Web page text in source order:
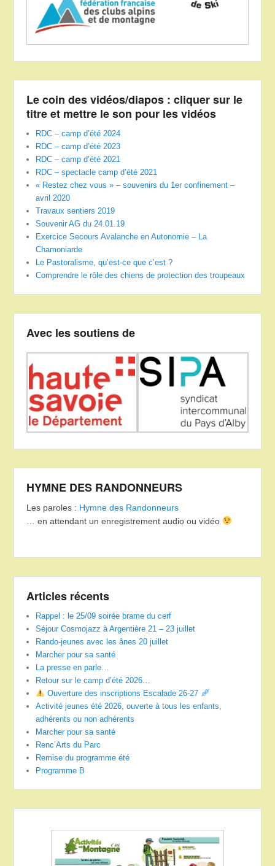
Le coin des vidéos/diapos : cliquer sur le
titre et mettre le son pour les vidéos
RDC – camp d’été 2024
RDC – camp d’été 2023
RDC – camp d’été 2021
RDC – spectacle camp d’été 2021
« Restez chez vous » – souvenirs du 1er confinement –
avril 2020
Travaux sentiers 2019
Souvenir AG du 24.01.19
Exercice Secours Avalanche en Autonomie – La
Chamoniarde
Le Pastoralisme, qu’est-ce que c’est ?
Comprendre le rôle des chiens de protection des troupeaux
Avec les soutiens de
HYMNE DES RANDONNEURS
Les paroles : Hymne des Randonneurs
… en attendant un enregistrement audio ou vidéo
Articles récents
Rappel : le 25/09 soirée brame du cerf
Séjour Cosmojazz à Argentière 21 – 23 juillet
Rando-jeunes avec les ânes 20 juillet
Marcher pour sa santé
La presse en parle…
Retour sur le camp d’été 2026…
Ouverture des inscriptions Escalade 26-27
Activité jeunes été 2026, ouverte à tous les enfants,
adhérents ou non adhérents
Marcher pour sa santé
Renc’Arts du Parc
Remise du programme été
Programme B